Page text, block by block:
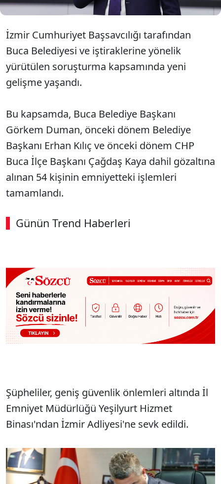
İzmir Cumhuriyet Başsavcılığı tarafından
Buca Belediyesi ve iştiraklerine yönelik
yürütülen soruşturma kapsamında yeni
gelişme yaşandı.
Bu kapsamda, Buca Belediye Başkanı
Görkem Duman, önceki dönem Belediye
Başkanı Erhan Kılıç ve önceki dönem CHP
Buca İlçe Başkanı Çağdaş Kaya dahil gözaltına
alınan 54 kişinin emniyetteki işlemleri
tamamlandı.
Günün Trend Haberleri
Şüpheliler, geniş güvenlik önlemleri altında İl
Emniyet Müdürlüğü Yeşilyurt Hizmet
Binası'ndan İzmir Adliyesi'ne sevk edildi.